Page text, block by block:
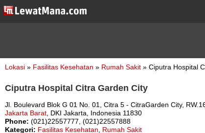
Lokasi » Fasilitas Kesehatan » Rumah Sakit » Ciputra Hospital
Ciputra Hospital Citra Garden City
Jl. Boulevard Blok G 01 No. 01, Citra 5 - CitraGarden City,
Jakarta Barat , DKI Jakarta, Indonesia 11830
Phone: (021)22557777, (021)22557888
Kategori: Fasilitas Kesehatan Rumah Sakit